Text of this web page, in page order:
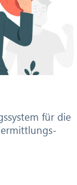
für die